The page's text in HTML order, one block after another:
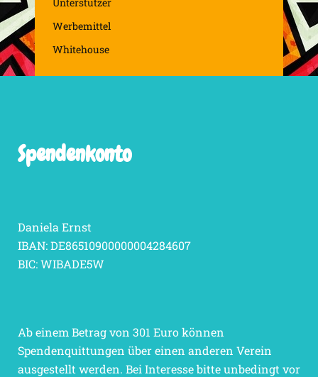
Werbemittel
Whitehouse
Spendenkonto
Daniela Ernst
IBAN: DE86510900000004284607
BIC: WIBADE5W
Ab einem Betrag von 301 Euro können
Spendenquittungen über einen anderen Verein
ausgestellt werden. Bei Interesse bitte unbedingt vor